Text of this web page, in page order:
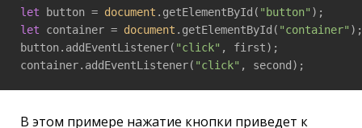
let button = document .getElementById( "button"
let container = document .getElementById( "container" );
button.addEventListener( "click" , first);
container.addEventListener( "click" , second);
В этом примере нажатие кнопки приведет к